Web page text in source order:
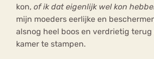
kon, of ik dat eigenlijk wel kon
mijn moeders eerlijke en
alsnog heel boos en verdrietig terug
kamer te stampen.